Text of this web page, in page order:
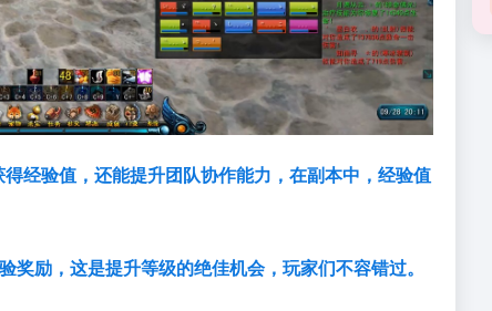
经验值，还能提升团队协作能力，在副本中，经验值
励，这是提升等级的绝佳机会，玩家们不容错过。